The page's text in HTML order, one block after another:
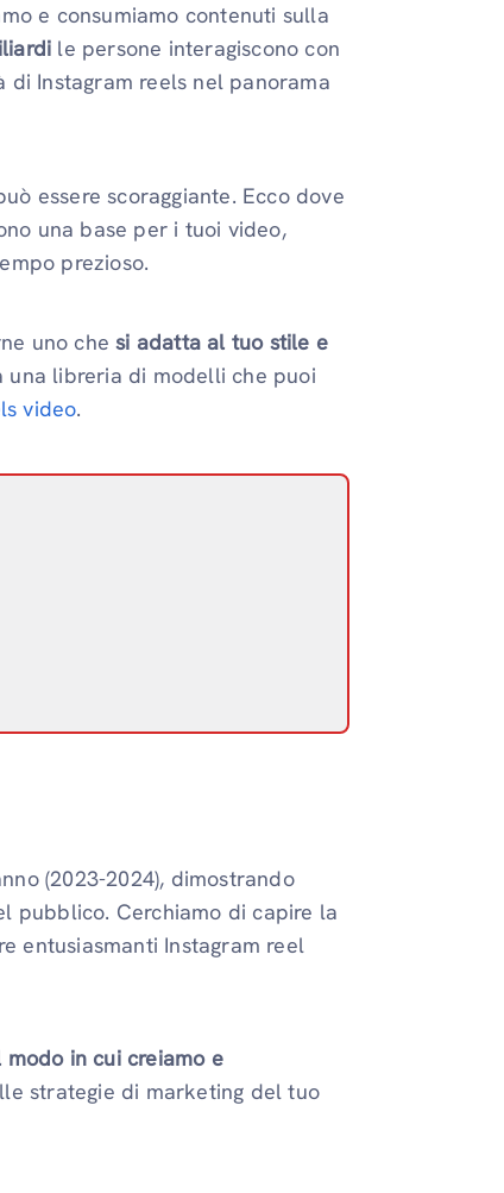
e consumiamo contenuti sulla
le persone interagiscono con
di Instagram reels nel panorama
essere scoraggiante. Ecco dove
una base per i tuoi video,
prezioso.
uno chesi adatta al tuo stile e
una libreria di modelli che puoi
video.
(2023-2024), dimostrando
pubblico. Cerchiamo di capire la
entusiasmanti Instagram reel
modo in cui creiamo e
strategie di marketing del tuo